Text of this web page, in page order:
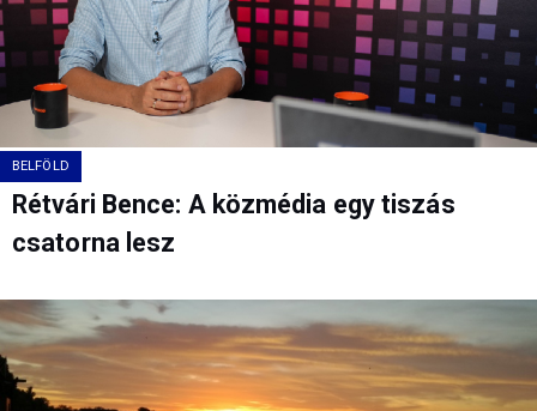
BELFÖLD
Rétvári Bence: A közmédia egy tiszás
csatorna lesz